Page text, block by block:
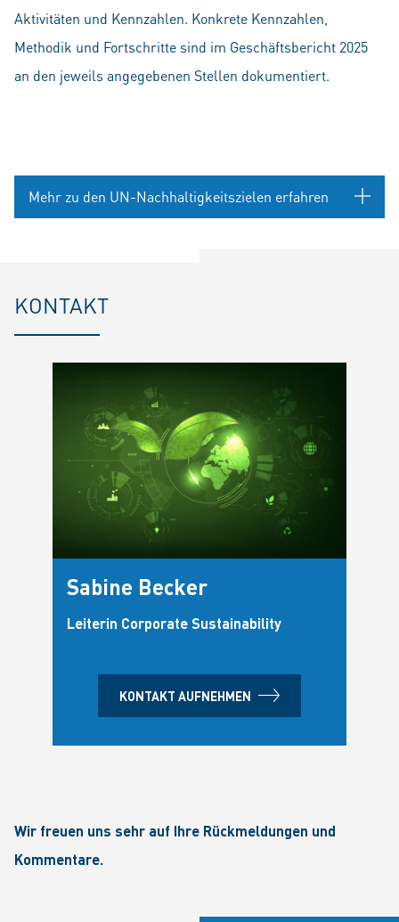
Aktivitäten und Kennzahlen. Konkrete Kennzahlen,
Methodik und Fortschritte sind im Geschäftsbericht 2025
an den jeweils angegebenen Stellen dokumentiert.
Mehr zu den UN-Nachhaltigkeitszielen erfahren
KONTAKT
Sabine Becker
Leiterin Corporate Sustainability
KONTAKT AUFNEHMEN
Wir freuen uns sehr auf Ihre Rückmeldungen und
Kommentare.